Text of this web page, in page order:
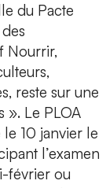
du Pacte
Nourrir,
reste sur une
». Le PLOA
10 janvier le
l’examen
février ou